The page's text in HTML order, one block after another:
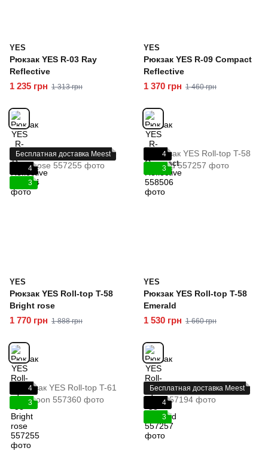
YES
Рюкзак YES R-03 Ray
Reflective
1 235 грн 1 313 грн
YES
Рюкзак YES R-09 Сompact
Reflective
1 370 грн 1 460 грн
Бесплатная доставка Meest
4
3
YES
Рюкзак YES Roll-top T-58
Bright rose
1 770 грн 1 888 грн
4
3
YES
Рюкзак YES Roll-top T-58
Emerald
1 530 грн 1 660 грн
4
3
Бесплатная доставка Meest
4
3